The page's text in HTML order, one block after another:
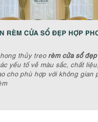
RÈM CỬA SỔ ĐẸP HỢP
thủy treo rèm cửa sổ đẹp
yếu tố về màu sắc, chất
cho phù hợp với không gian